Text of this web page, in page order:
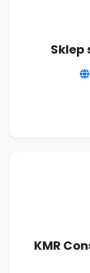
Sklep
KMR